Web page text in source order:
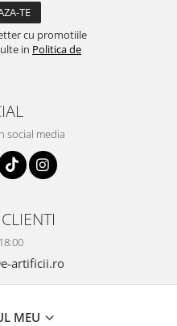
cu promotiile
in Politica de
social media
artificii.ro
MEU